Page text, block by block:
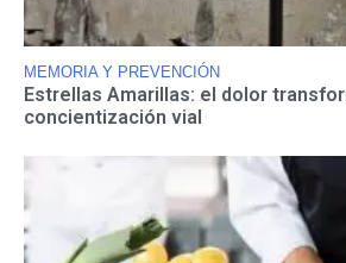
MEMORIA Y PREVENCIÓN
Estrellas Amarillas: el dolor
concientización vial